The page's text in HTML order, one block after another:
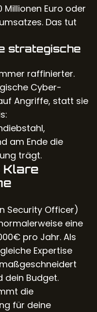
Millionen Euro oder
Das tut
strategische
raffinierter.
Cyber-
Angriffe, statt sie
am Ende die
trägt.
Klare
Security Officer)
eine
pro Jahr. Als
Expertise
dein Budget.
die
für deine